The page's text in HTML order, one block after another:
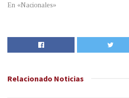
En «Nacionales»
Relacionado Noticias